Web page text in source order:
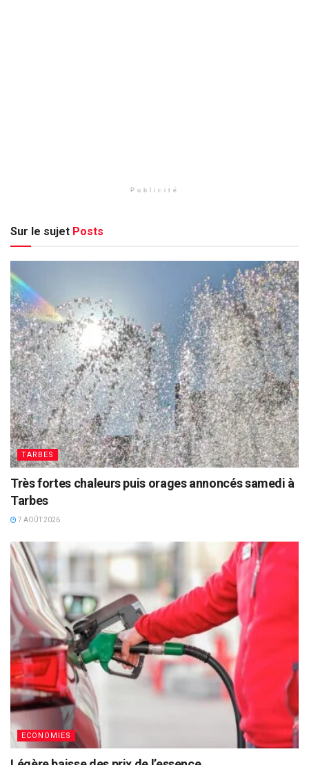
Publicité
Sur le sujet Posts
TARBES
Très fortes chaleurs puis orages annoncés samedi à
Tarbes
7 AOÛT 2026
ECONOMIES